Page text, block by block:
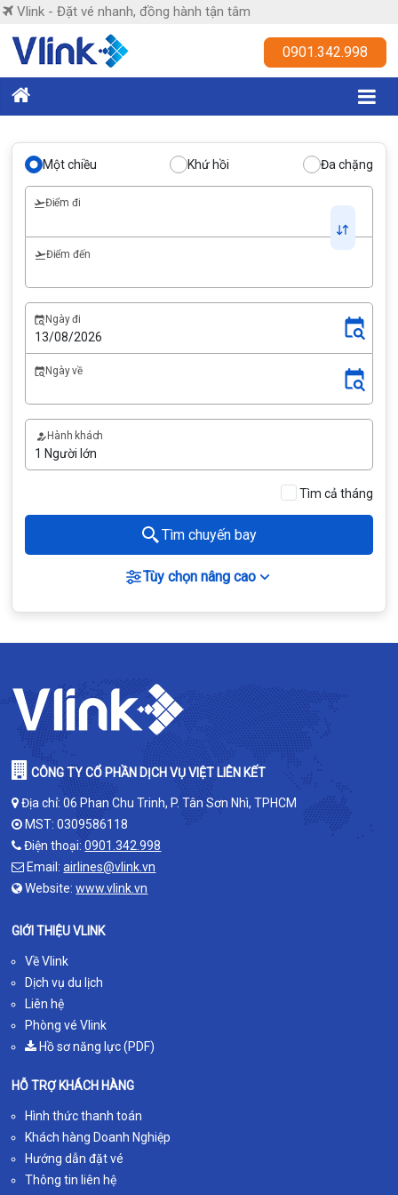
Skip
content
Vlink - Đặt vé nhanh, đồng hành tận tâm
Vlink
nhanh,
đồng
hành
tâm
0901.342.998
Một chiều Khứ hồi Đa chặng
Điểm đi
Điểm đến
Ngày đi
Ngày về
Hành khách
Tìm cả tháng
Tìm chuyến bay
Tùy chọn nâng cao
CÔNG TY CỔ PHẦN DỊCH VỤ VIỆT LIÊN KẾT
Địa chỉ: 06 Phan Chu Trinh, P. Tân Sơn Nhì, TPHCM
MST: 0309586118
Điện thoại:0901.342.998
Email:airlines@vlink.vn
Website:www.vlink.vn
GIỚI THIỆU VLINK
Về Vlink
Dịch vụ du lịch
Liên hệ
Phòng vé Vlink
Hồ sơ năng lực (PDF)
HỖ TRỢ KHÁCH HÀNG
Hình thức thanh toán
Khách hàng Doanh Nghiệp
Hướng dẫn đặt vé
Thông tin liên hệ